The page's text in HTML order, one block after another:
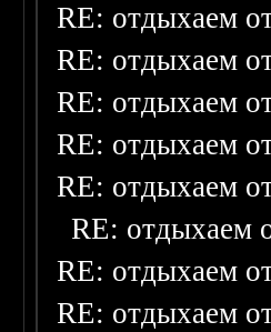
RE: отдыхаем
RE: отдыхаем
RE: отдыхаем
RE: отдыхаем
RE: отдыхаем
RE: отдыхаем
RE: отдыхаем
RE: отдыхаем